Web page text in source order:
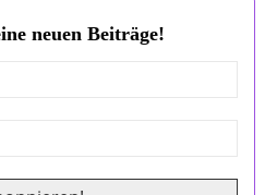
neuen Beiträge!